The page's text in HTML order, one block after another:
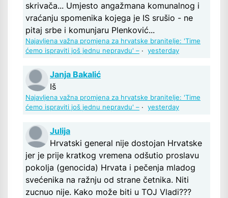
skrivača... Umjesto angažmana komunalnog i
vraćanju spomenika kojega je IS srušio - ne
pitaj srbe i komunjaru Plenković...
Najavljena važna promjena za hrvatske branitelje: 'Time
ćemo ispraviti još jednu nepravdu' – · yesterday
Janja Bakalić
Iš
Najavljena važna promjena za hrvatske branitelje: 'Time
ćemo ispraviti još jednu nepravdu' – · yesterday
Julija
Hrvatski general nije dostojan Hrvatske
jer je prije kratkog vremena odšutio proslavu
pokolja (genocida) Hrvata i pečenja mladog
svećenika na ražnju od strane četnika. Niti
zucnuo nije. Kako može biti u TOJ Vladi???